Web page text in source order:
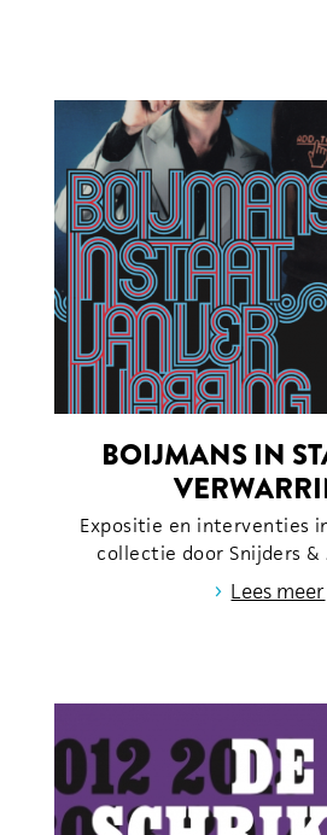
BOIJMANS IN
Expositie en interventies
collectie door Snijders &
› Lees meer